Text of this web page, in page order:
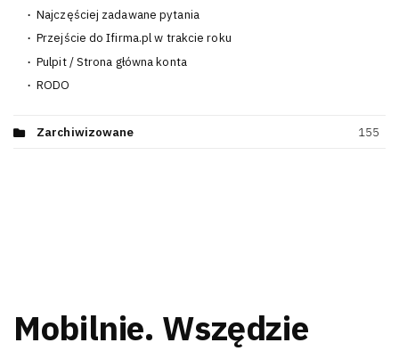
Najczęściej zadawane pytania
Przejście do Ifirma.pl w trakcie roku
Pulpit / Strona główna konta
RODO
Zarchiwizowane 155
Mobilnie. Wszędzie